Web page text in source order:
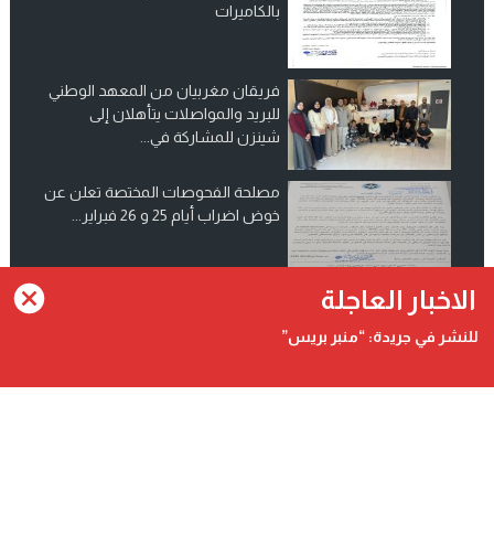
بالكاميرات
فريقان مغربيان من المعهد الوطني
للبريد والمواصلات يتأهلان إلى
شينزن للمشاركة في...
مصلحة الفحوصات المختصة تعلن عن
خوض اضراب أيام 25 و 26 فبراير...
انضم الينا على فيسبوك
الاخبار العاجلة
للنشر في جريدة: “منبر بريس”